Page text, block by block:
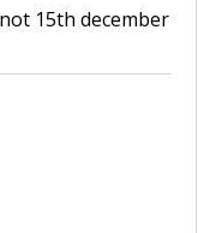
15th december